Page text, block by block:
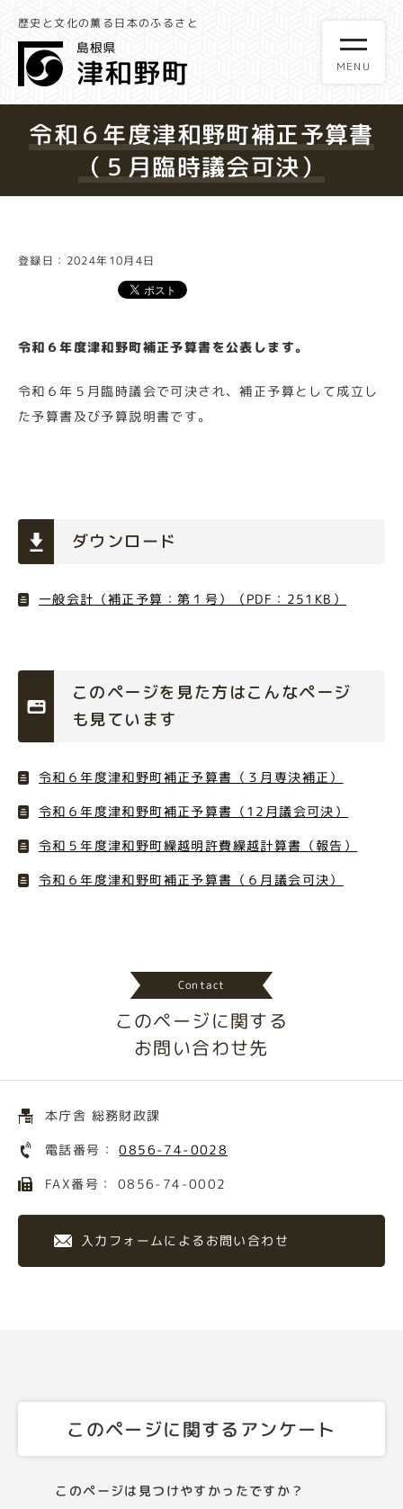
歴史と文化の薫る日本のふるさと
令和６年度津和野町補正予算書
（５月臨時議会可決）
登録日：2024年10月4日
令和６年度津和野町補正予算書を公表します。
令和６年５月臨時議会で可決され、補正予算として成立し
た予算書及び予算説明書です。
ダウンロード
一般会計（補正予算：第１号）（PDF：251KB）
このページを見た方はこんなページ
も見ています
令和６年度津和野町補正予算書（３月専決補正）
令和６年度津和野町補正予算書（12月議会可決）
令和５年度津和野町繰越明許費繰越計算書（報告）
令和６年度津和野町補正予算書（６月議会可決）
Contact
このページに関する
お問い合わせ先
本庁舎 総務財政課
電話番号：0856-74-0028
FAX番号： 0856-74-0002
入力フォームによるお問い合わせ
このページに関するアンケート
このページは見つけやすかったですか？